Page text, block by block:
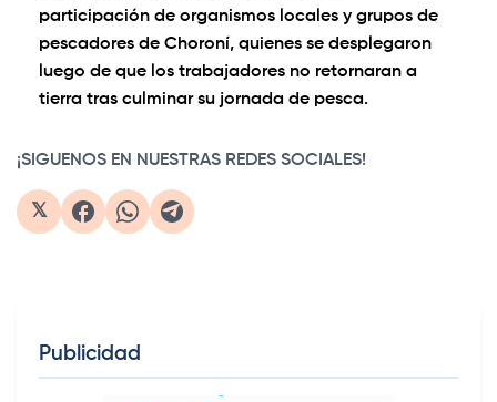
participación de organismos locales y grupos de
pescadores de Choroní, quienes se desplegaron
luego de que los trabajadores no retornaran a
tierra tras culminar su jornada de pesca.
¡SIGUENOS EN NUESTRAS REDES SOCIALES!
𝕏
Publicidad